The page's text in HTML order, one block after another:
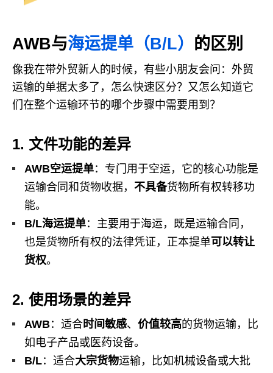
AWB与海运提单（B/L） 的区别
像我在带外贸新人的时候，有些小朋友会问：外贸
运输的单据太多了，怎么快速区分？又怎么知道它
们在整个运输环节的哪个步骤中需要用到？
1. 文件功能的差异
AWB空运提单：专门用于空运，它的核心功能是
运输合同和货物收据， 不具备货物所有权转移功
能。
B/L海运提单：主要用于海运，既是运输合同，
也是货物所有权的法律凭证，正本提单可以转让
货权。
2. 使用场景的差异
AWB：适合时间敏感、 价值较高的货物运输，比
如电子产品或医药设备。
B/L：适合大宗货物运输，比如机械设备或大批